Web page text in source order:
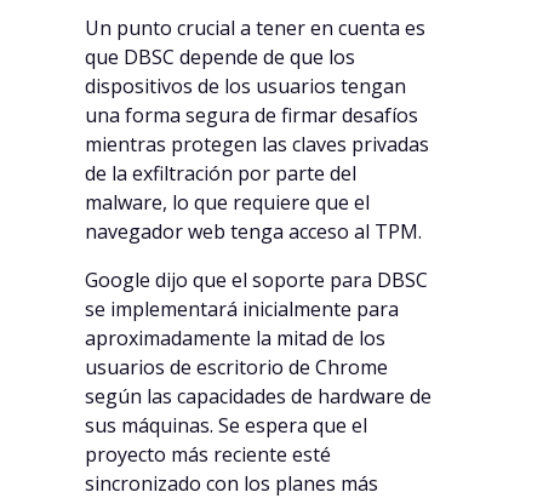
Un punto crucial a tener en cuenta es
que DBSC depende de que los
dispositivos de los usuarios tengan
una forma segura de firmar desafíos
mientras protegen las claves privadas
de la exfiltración por parte del
malware, lo que requiere que el
navegador web tenga acceso al TPM.
Google dijo que el soporte para DBSC
se implementará inicialmente para
aproximadamente la mitad de los
usuarios de escritorio de Chrome
según las capacidades de hardware de
sus máquinas. Se espera que el
proyecto más reciente esté
sincronizado con los planes más